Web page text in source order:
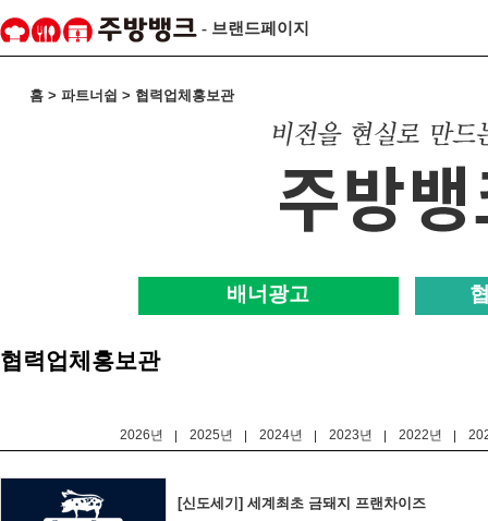
- 브랜드페이지
홈 > 파트너쉽 > 협력업체홍보관
배너광고
협력업체홍보관
2026년 2025년 2024년 2023년 2022년
[신도세기] 세계최초 금돼지 프랜차이즈